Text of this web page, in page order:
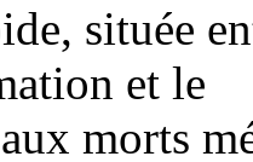
située
et le
morts